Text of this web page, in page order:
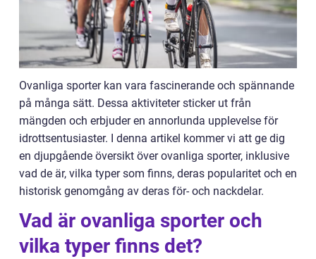
Ovanliga sporter kan vara fascinerande och spännande
på många sätt. Dessa aktiviteter sticker ut från
mängden och erbjuder en annorlunda upplevelse för
idrottsentusiaster. I denna artikel kommer vi att ge dig
en djupgående översikt över ovanliga sporter, inklusive
vad de är, vilka typer som finns, deras popularitet och en
historisk genomgång av deras för- och nackdelar.
Vad är ovanliga sporter och
vilka typer finns det?